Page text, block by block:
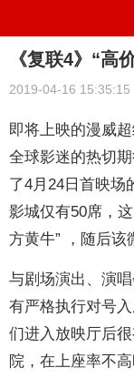
《复联4》“高
2019-04-16 15:35:15
即将上映的漫威
全球影迷的热切
了4月24日首映场
影城仅有50席，
方黄牛” ，随后该
与剧场演出、演
有严格执行对号
们进入放映厅后
院，在上座率不